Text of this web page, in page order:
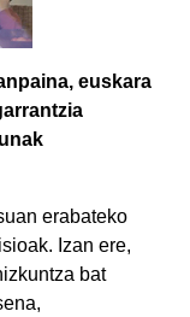
euskara
erabateko
Izan ere,
bat